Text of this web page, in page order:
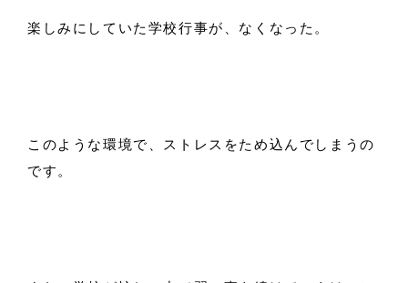
楽しみにしていた学校行事が、なくなった。
このような環境で、ストレスをため込んでしまうの
です。